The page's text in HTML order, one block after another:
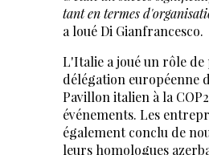
tant en termes
a loué Di Gianfrancesco.
L'Italie a joué un rôle
délégation européenne
Pavillon italien à la
événements. Les
également conclu de
leurs homologues